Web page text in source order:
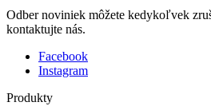
Odber noviniek môžete kedykoľvek
kontaktujte nás.
Facebook
Instagram
Produkty